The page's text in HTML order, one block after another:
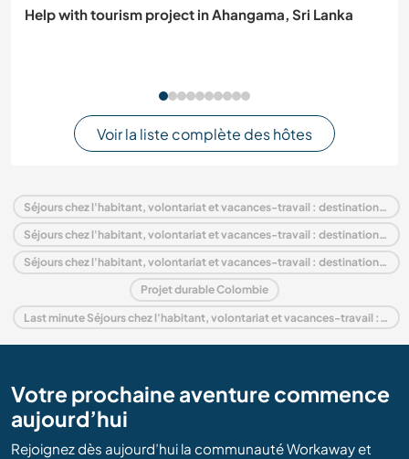
Help with tourism project in Ahangama, Sri Lanka
Voir la liste complète des hôtes
Séjours chez l'habitant, volontariat et vacances-travail : destination Colombie
Séjours chez l'habitant, volontariat et vacances-travail : destination Amérique du Sud
Séjours chez l'habitant, volontariat et vacances-travail : destination Andine
Projet durable Colombie
Last minute Séjours chez l'habitant, volontariat et vacances-travail : destination Colombie
Votre prochaine aventure commence
aujourd’hui
Rejoignez dès aujourd’hui la communauté Workaway et